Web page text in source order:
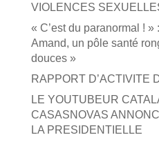
VIOLENCES
« C’est du paranormal !
Amand, un pôle santé
douces »
RAPPORT D’ACTIVITE
LE YOUTUBEUR
CASASNOVAS
LA PRESIDENTIELLE